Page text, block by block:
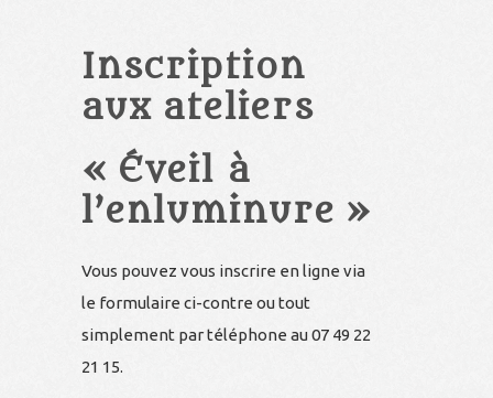
Inscription
aux ateliers
« Éveil à
l’enluminure »
Vous pouvez vous inscrire en ligne via
le formulaire ci-contre ou tout
simplement par téléphone au 07 49 22
21 15.